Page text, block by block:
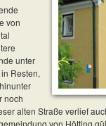
von
unter
Resten,
noch
alten Straße verlief